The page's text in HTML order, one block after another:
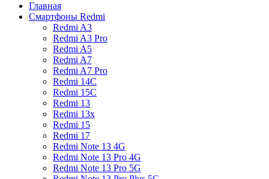
Главная
Смартфоны Redmi
Redmi A3
Redmi A3 Pro
Redmi A5
Redmi A7
Redmi A7 Pro
Redmi 14C
Redmi 15C
Redmi 13
Redmi 13x
Redmi 15
Redmi 17
Redmi Note 13 4G
Redmi Note 13 Pro 4G
Redmi Note 13 Pro 5G